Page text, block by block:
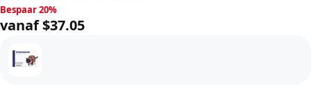
Bespaar 20%, vanaf $37.05
Bespaar 20%
vanaf $37.05